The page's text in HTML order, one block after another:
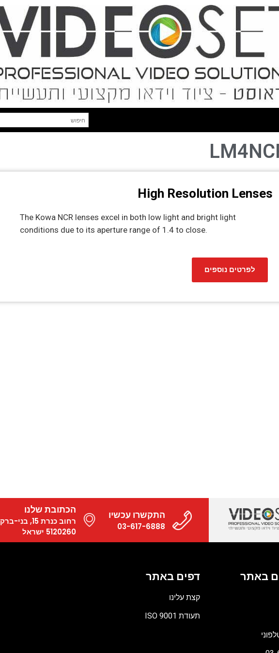
High Resolution Lenses
The Kowa NCR lenses excel in both low light and bright light
conditions due to its aperture range of 1.4 to close.
לפרטים נוספים
התקשרו עכשיו
03-617-6888
הכתובת שלנו
רחוב כנרת 15, בני-ברק
5120260 ישראל
באתר דפים באתר
קצת עלינו
תעודת ISO 9001